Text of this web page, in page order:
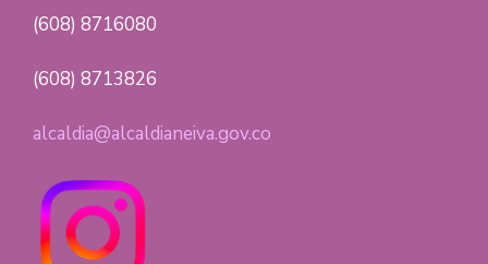
(608) 8716080
(608) 8713826
alcaldia@alcaldianeiva.gov.co